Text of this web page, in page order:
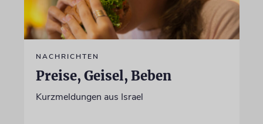
NACHRICHTEN
Preise, Geisel, Beben
Kurzmeldungen aus Israel